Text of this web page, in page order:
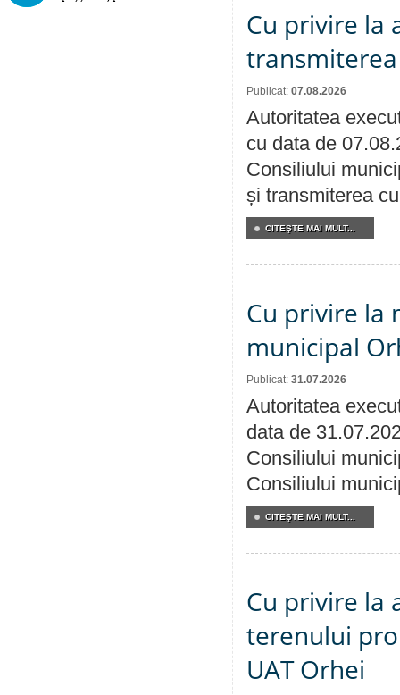
Cu privire la
Publicat: 07.08.2026
Autoritatea
cu data de
Consiliului
și transmiterea
CITEŞTE MAI MULT...
Cu privire la
municipal
Publicat: 31.07.2026
Autoritatea
data de
Consiliului
Consiliului
CITEŞTE MAI MULT...
Cu privire la
terenului
UAT Orhei